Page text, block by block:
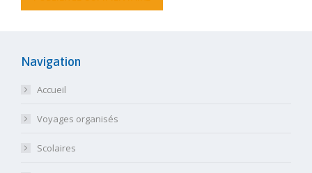
Navigation
Accueil
Voyages organisés
Scolaires